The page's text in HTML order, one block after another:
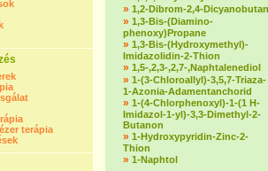
terápia
» 1,2-Dibrom-2,4-Dicyanobutan
» 1,3-Bis-(Diamino-
phenoxy)Propane
» 1,3-Bis-(Hydroxymethyl)-
Imidazolidin-2-Thion
» 1,5-,2,3-,2,7-,Naphtalenediol
» 1-(3-Chloroallyl)-3,5,7-Triaza-
1-Azonia-Adamentanchorid
» 1-(4-Chlorphenoxyl)-1-(1 H-
Imidazol-1-yl)-3,3-Dimethyl-2-
Butanon
» 1-Hydroxypyridin-Zinc-2-
Thion
» 1-Naphtol